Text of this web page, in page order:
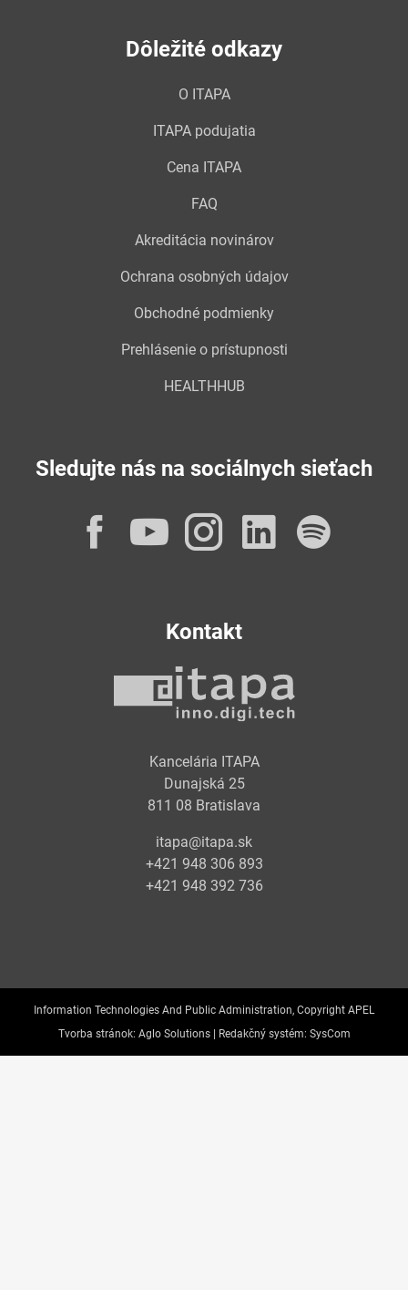
Dôležité odkazy
O ITAPA
ITAPA podujatia
Cena ITAPA
FAQ
Akreditácia novinárov
Ochrana osobných údajov
Obchodné podmienky
Prehlásenie o prístupnosti
HEALTHHUB
Sledujte nás na sociálnych sieťach
Facebook
YouTube
Instagram
Kontakt
Kancelária ITAPA
Dunajská 25
811 08 Bratislava
itapa@itapa.sk
+421 948 306 893
+421 948 392 736
Information Technologies And Public Administration, Copyright APEL
Tvorba stránok: Aglo Solutions | Redakčný systém: SysCom